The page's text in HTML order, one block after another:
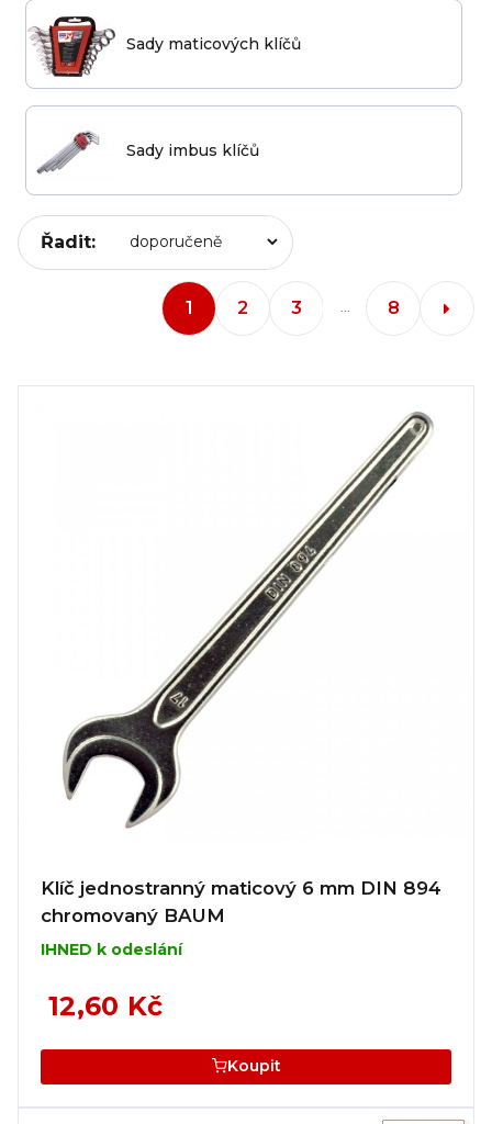
Sady maticových klíčů
Sady imbus klíčů
Řadit:
1 2 3 8
Klíč jednostranný maticový 6 mm DIN 894
chromovaný BAUM
IHNED k odeslání
12,60 Kč
Koupit